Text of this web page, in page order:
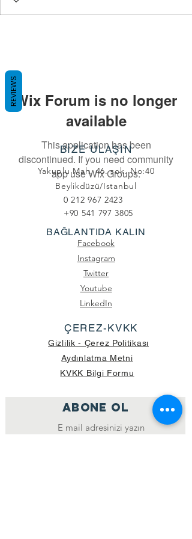
Wix Forum is no longer
available
This application has been
discontinued. If you need community
app use Wix Groups.
BİZE ULAŞIN
Yakuplu Mah. 46. sok. No:40
Beylikdüzü/Istanbul
0 212 967 2423
+90 541 797 3805
BAĞLANTIDA KALIN
Facebook
Instagram
Twitter
Youtube
LinkedIn
ÇEREZ-KVKK
Gizlilik - Çerez Politikası
Aydınlatma Metni
KVKK Bilgi Formu
ABONE OL
REVIEWS